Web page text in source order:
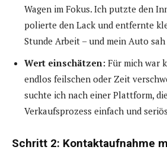
Wagen im Fokus. Ich putzte den
polierte den Lack und entfernte
Stunde Arbeit – und mein Auto
Wert einschätzen: Für mich war
endlos feilschen oder Zeit
suchte ich nach einer Plattform,
Verkaufsprozess einfach und
Schritt 2: Kontaktaufnahme